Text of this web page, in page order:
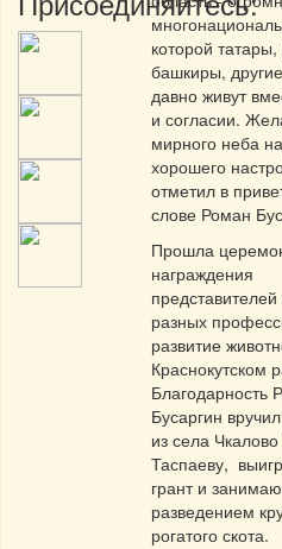
которой татары,
башкиры,
давно живут
и согласии.
мирного неба
хорошего
отметил в
слове Роман
Прошла
награждения
разных
развитие
Краснокутском
Благодарность
Бусаргин
из села
Таспаеву,
грант и
разведением
рогатого скота.